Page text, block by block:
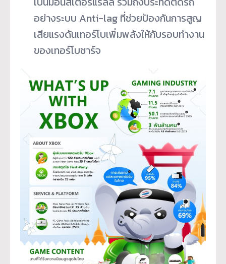
อย่างระบบ Anti-lag ที่ช่วยป้องกันการสูญ
เสียแรงดันเทอร์โบเพิ่มพลังให้กับรอบทำงาน
ของเทอร์โบชาร์จ